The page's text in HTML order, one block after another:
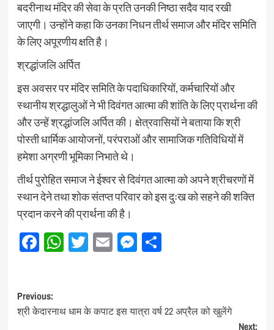
बदरीनाथ मंदिर की सेवा के प्रति उनकी निष्ठा सदैव याद रखी
जाएगी। उन्होंने कहा कि उनका निधन तीर्थ समाज और मंदिर समिति
के लिए अपूरणीय क्षति है।
श्रद्धांजलि अर्पित
इस अवसर पर मंदिर समिति के पदाधिकारियों, कर्मचारियों और
स्थानीय श्रद्धालुओं ने भी दिवंगत आत्मा की शांति के लिए प्रार्थना की
और उन्हें श्रद्धांजलि अर्पित की। क्षेत्रवासियों ने बताया कि श्री
पोस्ती धार्मिक आयोजनों, परंपराओं और सामाजिक गतिविधियों में
हमेशा अग्रणी भूमिका निभाते थे।
तीर्थ पुरोहित समाज ने ईश्वर से दिवंगत आत्मा को अपने श्रीचरणों में
स्थान देने तथा शोक संतप्त परिवार को इस दुःख को सहने की शक्ति
प्रदान करने की प्रार्थना की है।
Facebook
WhatsApp
Twitter
EmailMessenger
Share
Post
navigation
Previous:
श्री केदारनाथ धाम के कपाट इस यात्रा वर्ष 22 अप्रैल को खुलेंगे
Next: